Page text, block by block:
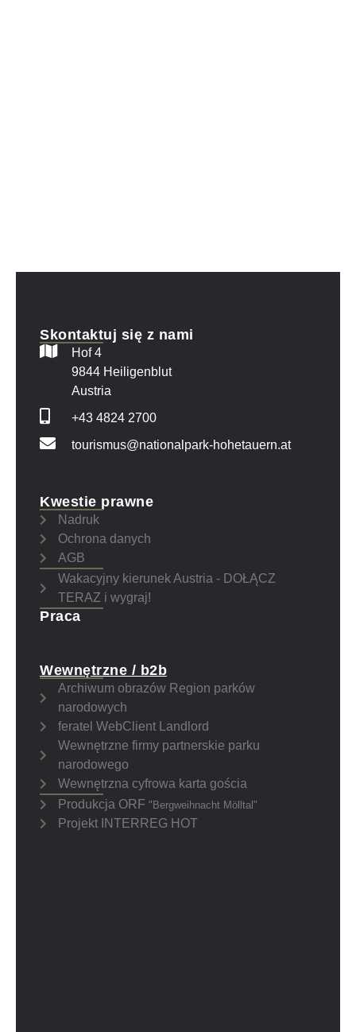
Skontaktuj się z nami
Hof 4
9844 Heiligenblut
Austria
+43 4824 2700
tourismus@nationalpark-hohetauern.at
Kwestie prawne
Nadruk
Ochrona danych
AGB
Wakacyjny kierunek Austria - DOŁĄCZ
TERAZ i wygraj!
Praca
Wewnętrzne / b2b
Archiwum obrazów Region parków
narodowych
feratel WebClient Landlord
Wewnętrzne firmy partnerskie parku
narodowego
Wewnętrzna cyfrowa karta gościa
Produkcja ORF "Bergweihnacht Mölltal"
Projekt INTERREG HOT